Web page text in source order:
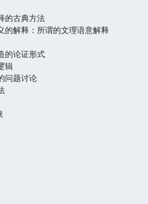
的古典方法
的解释：所谓的文理语意解释
的论证形式
辑
问题讨论